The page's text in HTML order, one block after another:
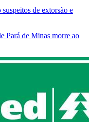
de extorsão e
Pará de Minas morre ao